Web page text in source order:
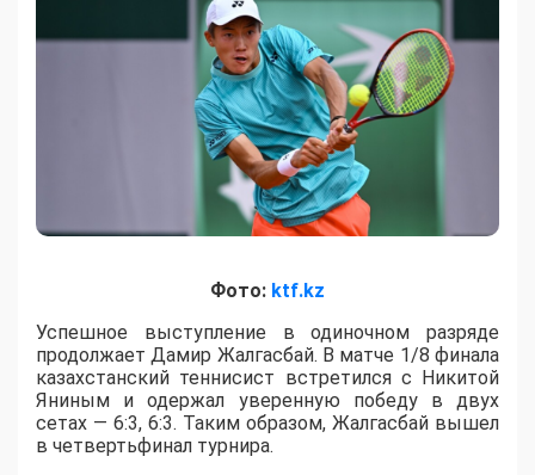
Фото: ktf.kz
Успешное выступление в одиночном разряде
продолжает Дамир Жалгасбай. В матче 1/8 финала
казахстанский теннисист встретился с Никитой
Яниным и одержал уверенную победу в двух
сетах — 6:3, 6:3. Таким образом, Жалгасбай вышел
в четвертьфинал турнира.